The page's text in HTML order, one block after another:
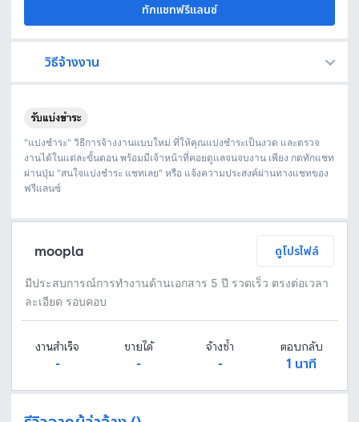
ทักแชทฟรีแลนซ์
วิธีจ้างงาน
"แบ่งชำระ" วิธีการจ้างงานแบบใหม่ ที่ให้คุณแบ่งชำระเป็นงวด และตรวจ
งานได้ในแต่ละขั้นตอน พร้อมมีเจ้าหน้าที่คอยดูแลจนจบงาน เพียง กดทักแชท
ผ่านปุ่ม "สนใจแบ่งชำระ แชทเลย" หรือ แจ้งความประสงค์ผ่านทางแชทของ
ฟรีแลนซ์
moopla ดูโปรไฟล์
มีประสบการณ์การทำงานด้านเอกสาร 5 ปี รวดเร็ว ตรงต่อเวลา
ละเอียด รอบคอบ
งานสำเร็จ
-
ขายได้
-
จ้างซ้ำ
-
ตอบกลับ
1 นาที